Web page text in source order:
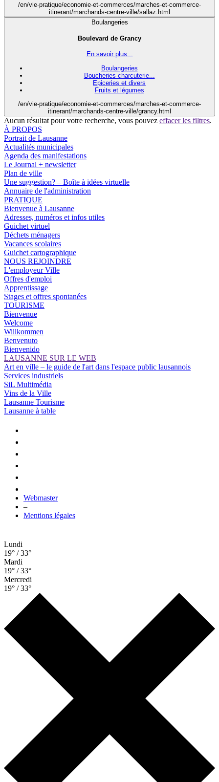
/en/vie-pratique/economie-et-commerces/marches-et-commerce-
itinerant/marchands-centre-ville/sallaz.html
Boulangeries
Boulevard de Grancy
En savoir plus...
Boulangeries
Boucheries-charcuterie...
Epiceries et divers
Fruits et légumes
/en/vie-pratique/economie-et-commerces/marches-et-commerce-
itinerant/marchands-centre-ville/grancy.html
Aucun résultat pour votre recherche, vous pouvez effacer les filtres.
À PROPOS
Portrait de Lausanne
Actualités municipales
Agenda des manifestations
Le Journal + newsletter
Plan de ville
Une suggestion? – Boîte à idées virtuelle
Annuaire de l'administration
PRATIQUE
Bienvenue à Lausanne
Adresses, numéros et infos utiles
Guichet virtuel
Déchets ménagers
Vacances scolaires
Guichet cartographique
NOUS REJOINDRE
L'employeur Ville
Offres d'emploi
Apprentissage
Stages et offres spontanées
TOURISME
Bienvenue
Welcome
Willkommen
Benvenuto
Bienvenido
LAUSANNE SUR LE WEB
Art en ville – le guide de l'art dans l'espace public lausannois
Services industriels
SiL Multimédia
Vins de la Ville
Lausanne Tourisme
Lausanne à table
Webmaster
–
Mentions légales
Lundi
19° / 33°
Mardi
19° / 33°
Mercredi
19° / 33°